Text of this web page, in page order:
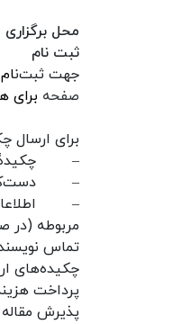
محل
ثبت نام
جهت ثبت‌ن
صفحه برای
برای ارسال
–
–
–
مربوطه (در
تماس
چکیده‌های
پرداخت
پذیرش